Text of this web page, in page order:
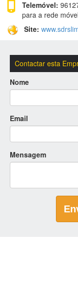
Telemóvel:
para a rede
Site:
Contactar esta
Nome
Email
Mensagem